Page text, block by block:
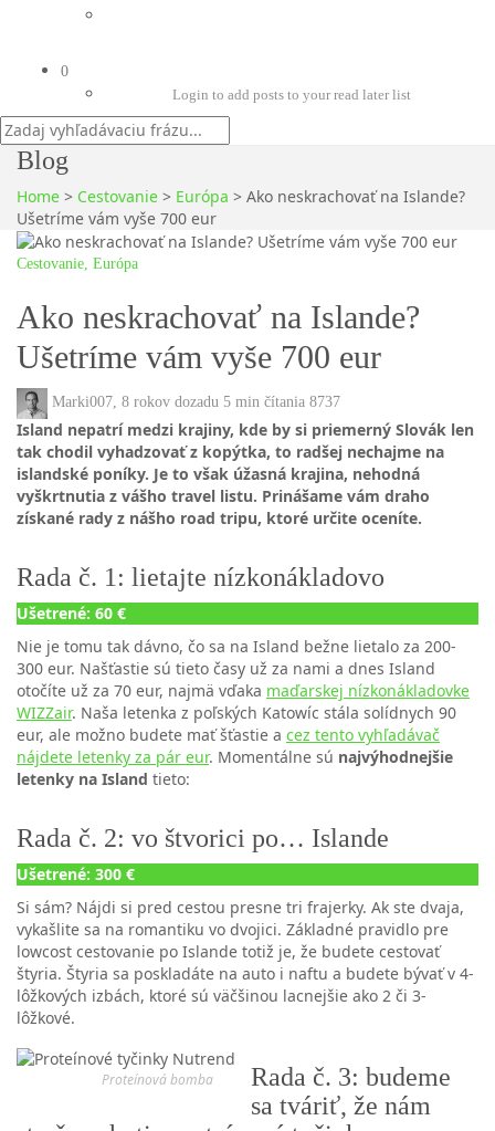
0
Login to add posts to your read later list
Blog
Home > Cestovanie > Európa > Ako neskrachovať na Islande?
Ušetríme vám vyše 700 eur
Cestovanie Európa
Ako neskrachovať na Islande?
Ušetríme vám vyše 700 eur
Marki007 8 rokov dozadu 5 min čítania 8737
Island nepatrí medzi krajiny, kde by si priemerný Slovák len
tak chodil vyhadzovať z kopýtka, to radšej nechajme na
islandské poníky. Je to však úžasná krajina, nehodná
vyškrtnutia z vášho travel listu. Prinášame vám draho
získané rady z nášho road tripu, ktoré určite oceníte.
Rada č. 1: lietajte nízkonákladovo
Ušetrené: 60 €
Nie je tomu tak dávno, čo sa na Island bežne lietalo za 200-
300 eur. Našťastie sú tieto časy už za nami a dnes Island
otočíte už za 70 eur, najmä vďaka maďarskej nízkonákladovke
WIZZair. Naša letenka z poľských Katowíc stála solídnych 90
eur, ale možno budete mať šťastie a cez tento vyhľadávač
nájdete letenky za pár eur. Momentálne sú najvýhodnejšie
letenky na Island tieto:
Rada č. 2: vo štvorici po… Islande
Ušetrené: 300 €
Si sám? Nájdi si pred cestou presne tri frajerky. Ak ste dvaja,
vykašlite sa na romantiku vo dvojici. Základné pravidlo pre
lowcost cestovanie po Islande totiž je, že budete cestovať
štyria. Štyria sa poskladáte na auto i naftu a budete bývať v 4-
lôžkových izbách, ktoré sú väčšinou lacnejšie ako 2 či 3-
lôžkové.
Proteínová bomba
Rada č. 3: budeme
sa tváriť, že nám